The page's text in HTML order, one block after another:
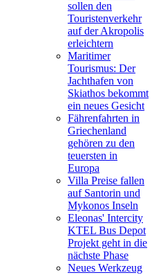
sollen den
Touristenverkehr
auf der Akropolis
erleichtern
Maritimer
Tourismus: Der
Jachthafen von
Skiathos bekommt
ein neues Gesicht
Fährenfahrten in
Griechenland
gehören zu den
teuersten in
Europa
Villa Preise fallen
auf Santorin und
Mykonos Inseln
Eleonas' Intercity
KTEL Bus Depot
Projekt geht in die
nächste Phase
Neues Werkzeug